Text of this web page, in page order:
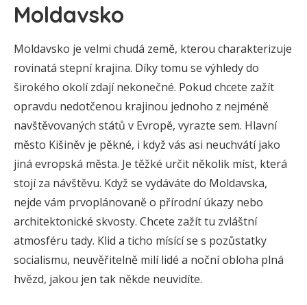
Moldavsko
Moldavsko je velmi chudá země, kterou charakterizuje
rovinatá stepní krajina. Díky tomu se výhledy do
širokého okolí zdají nekonečné. Pokud chcete zažít
opravdu nedotčenou krajinou jednoho z nejméně
navštěvovaných států v Evropě, vyrazte sem. Hlavní
město Kišiněv je pěkné, i když vás asi neuchvátí jako
jiná evropská města. Je těžké určit několik míst, která
stojí za návštěvu. Když se vydáváte do Moldavska,
nejde vám prvoplánovaně o přírodní úkazy nebo
architektonické skvosty. Chcete zažít tu zvláštní
atmosféru tady. Klid a ticho mísící se s pozůstatky
socialismu, neuvěřitelně milí lidé a noční obloha plná
hvězd, jakou jen tak někde neuvidíte.